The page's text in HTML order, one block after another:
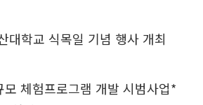
학교 식목일 기념 행사 개최
체험프로그램 개발 시범사업*